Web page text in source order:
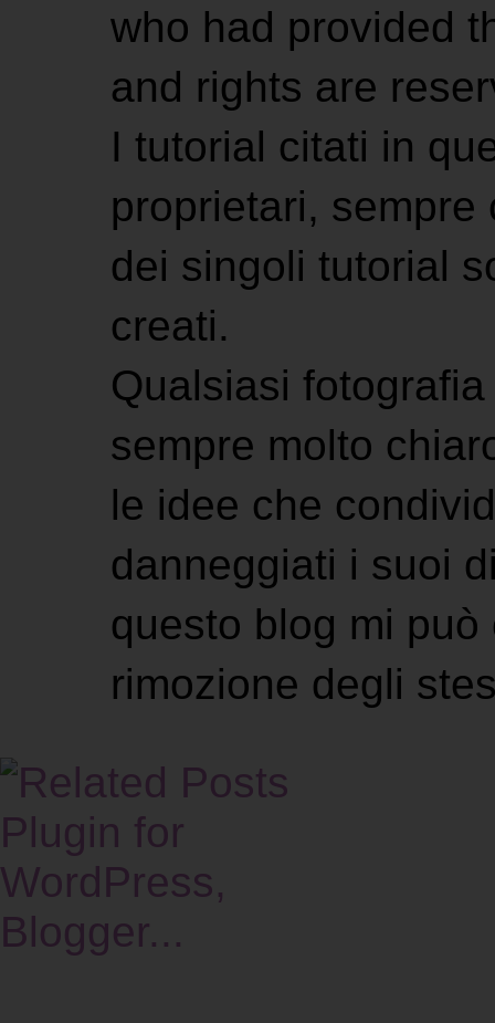
who had provided
and rights are
I tutorial citati in
proprietari,
dei singoli tutorial
creati.
Qualsiasi
sempre molto
le idee che
danneggiati i suoi
questo blog mi
rimozione degli